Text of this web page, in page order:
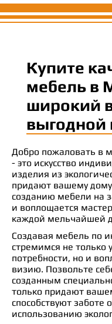
Купите
мебель в
широкий
выгодной
Добро пожаловать в
- это искусство
изделия из
придают вашему дому
созданию мебели на
и воплощается
каждой мельчайшей
Создавая мебель по
стремимся не только
потребности, но и
визию. Позвольте
созданным
только придают
способствуют заботе
использованию